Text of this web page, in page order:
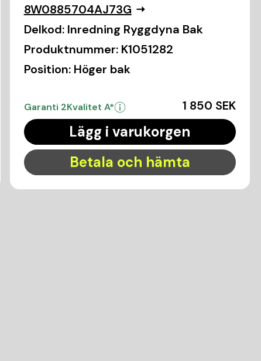
8W0885704AJ73G
Delkod: Inredning Ryggdyna Bak
Produktnummer: K1051282
Position: Höger bak
Garanti 2Kvalitet A* 1 850 SEK
Lägg i varukorgen
Betala och hämta